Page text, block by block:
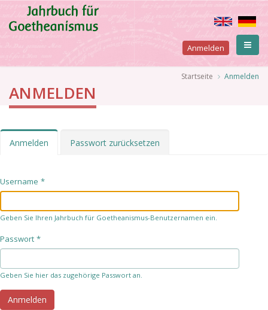
zum
Inhalt
User
account
Anmelden
Startseite Anmelden
ANMELDEN
Primary
Anmelden (aktiverPasswort zurücksetzen
Username
Geben Sie Ihren Jahrbuch für Goetheanismus-Benutzernamen ein.
Passwort
Geben Sie hier das zugehörige Passwort an.